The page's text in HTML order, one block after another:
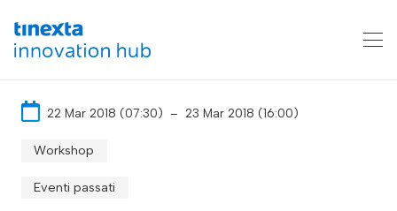
22 Mar 2018 (07:30) – 23 Mar 2018 (16:00)
Workshop
Eventi passati